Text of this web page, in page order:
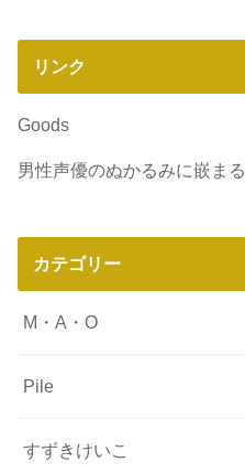
リンク
Goods
男性声優のぬかるみに嵌まる
カテゴリー
M・A・O
Pile
すずきけいこ